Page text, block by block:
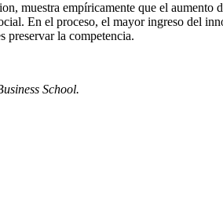
muestra empíricamente que el
En el proceso, el mayor ingreso del
preservar la competencia.
School.